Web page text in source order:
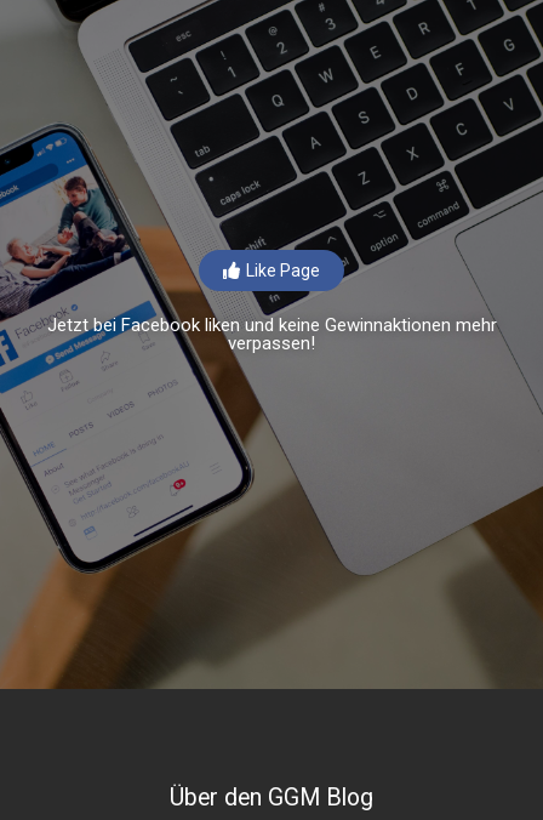
Like Page
Jetzt bei Facebook liken und keine Gewinnaktionen mehr
verpassen!
Über den GGM Blog